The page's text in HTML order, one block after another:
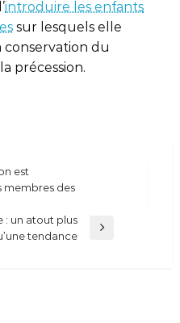
introduire les enfants
sur lesquels elle
conservation du
précession.
est
membres des
: un atout plus
tendance